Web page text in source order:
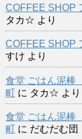
COFFEE SHOP
タカ☆ より
COFFEE SHOP
すけ より
食堂 ごはん泥棒
町に タカ☆ より
食堂 ごはん泥棒
町に だむだむ団